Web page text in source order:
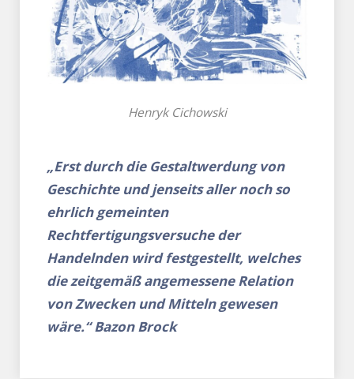
Henryk Cichowski
„Erst durch die Gestaltwerdung von
Geschichte und jenseits aller noch so
ehrlich gemeinten
Rechtfertigungsversuche der
Handelnden wird festgestellt, welches
die zeitgemäß angemessene Relation
von Zwecken und Mitteln gewesen
wäre.“ Bazon Brock